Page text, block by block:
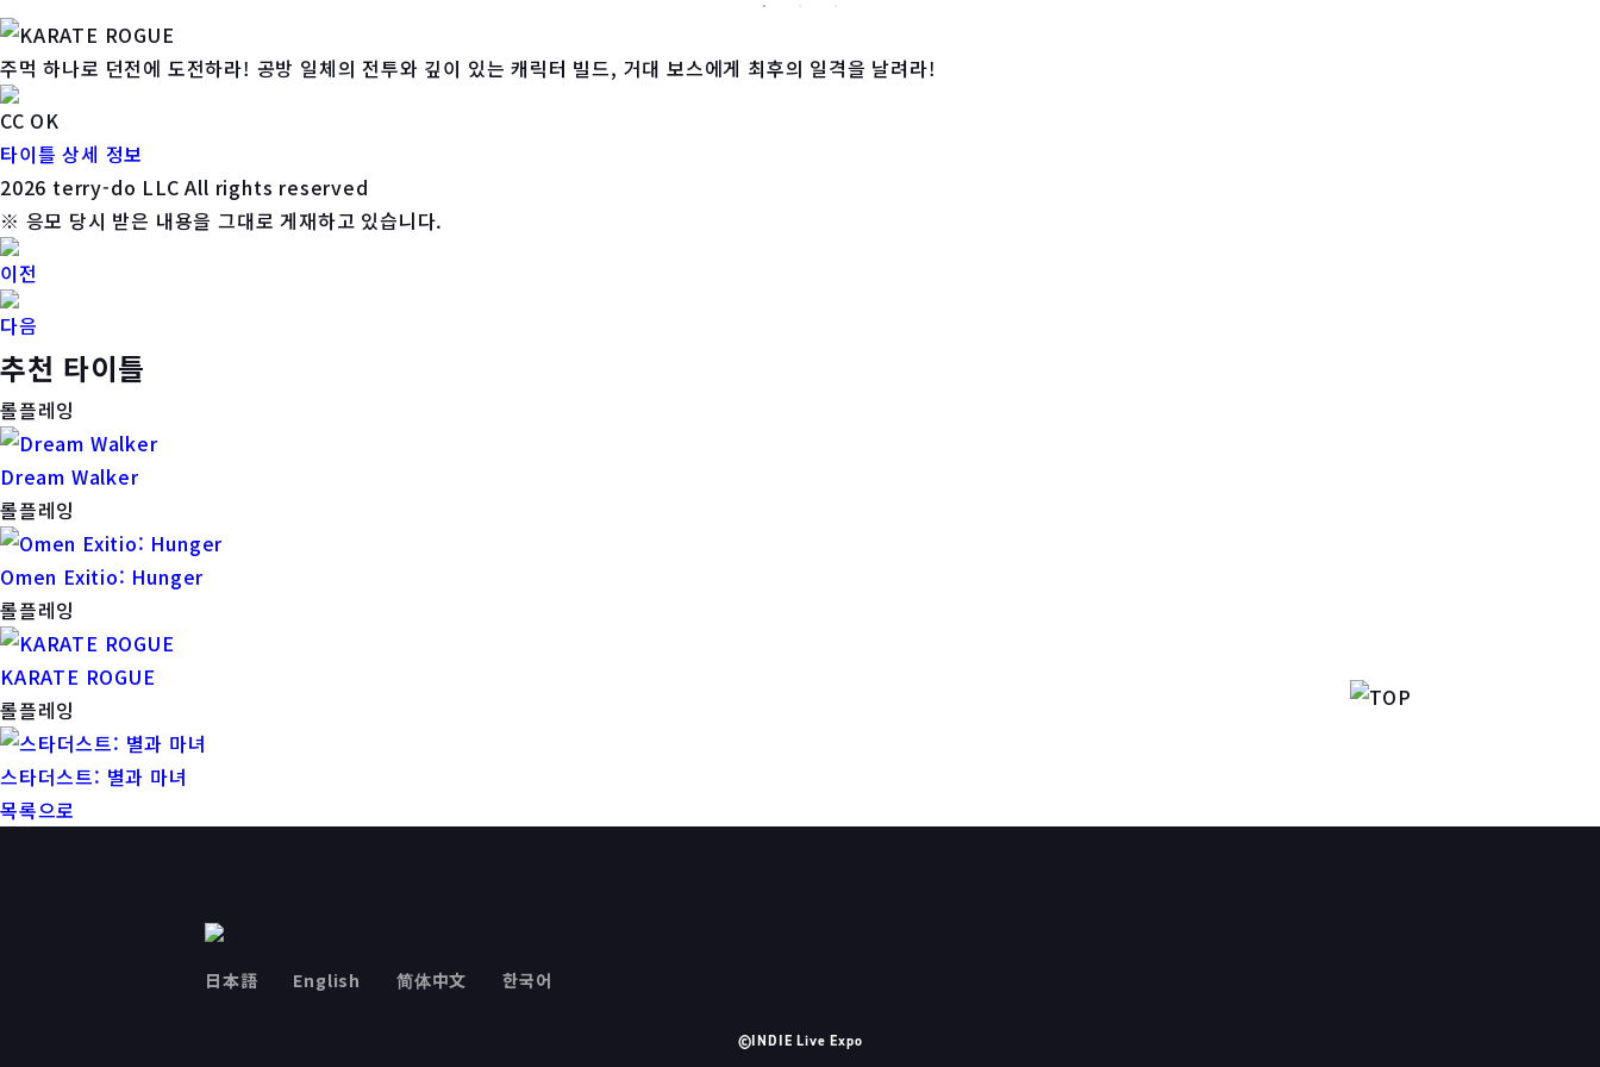
주먹 하나로 던전에 도전하라! 공방 일체의 전투와 깊이 있는 캐릭터 빌드, 거대 보스에게 최후의 일격을 날려라!
CC OK
타이틀 상세 정보
2026 terry-do LLC All rights reserved
※ 응모 당시 받은 내용을 그대로 게재하고 있습니다.
이전
다음
추천 타이틀
롤플레잉
Dream Walker
롤플레잉
Omen Exitio: Hunger
롤플레잉
KARATE ROGUE
롤플레잉
스타더스트: 별과 마녀
목록으로
日本語 English 简体中文 한국어
©INDIE Live Expo